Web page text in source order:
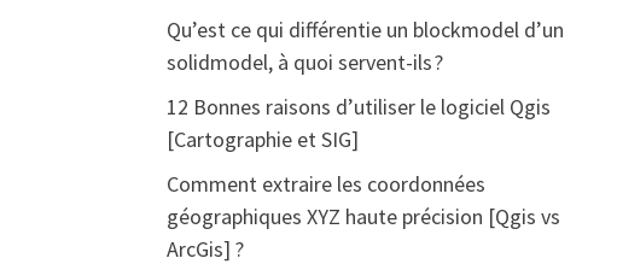
Qu’est ce qui différentie un blockmodel d’un
solidmodel, à quoi servent-ils ?
12 Bonnes raisons d’utiliser le logiciel Qgis
[Cartographie et SIG]
Comment extraire les coordonnées
géographiques XYZ haute précision [Qgis vs
ArcGis] ?